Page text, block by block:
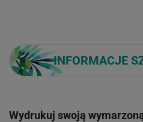
INFORMACJE
Wydrukuj swoją